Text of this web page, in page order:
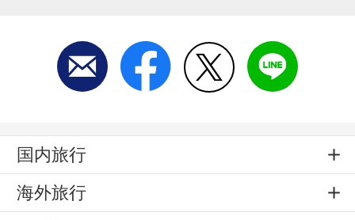
国内旅行
海外旅行